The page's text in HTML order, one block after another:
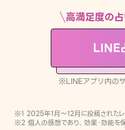
※LINEアプリ内のサービスページへ遷移し
高満足度の
LINE
※LINEアプリ内の
※1 2025年1月〜12月に投稿されたレ
※2 個人の感想であり、効果・効能を